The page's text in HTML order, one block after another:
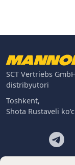
SCT Vertriebs
distribyutori
Toshkent,
Shota Rustaveli
Footer